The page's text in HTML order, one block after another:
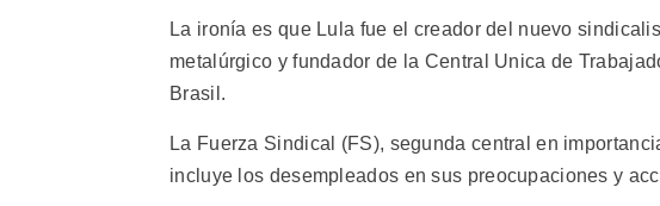
La ironía es que Lula fue el creador del nuevo
metalúrgico y fundador de la Central Unica de
Brasil.
La Fuerza Sindical (FS), segunda central en
incluye los desempleados en sus preocupaciones y